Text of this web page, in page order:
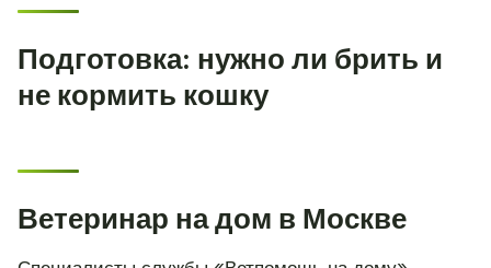
Подготовка: нужно ли брить и
не кормить кошку
Ветеринар на дом в Москве